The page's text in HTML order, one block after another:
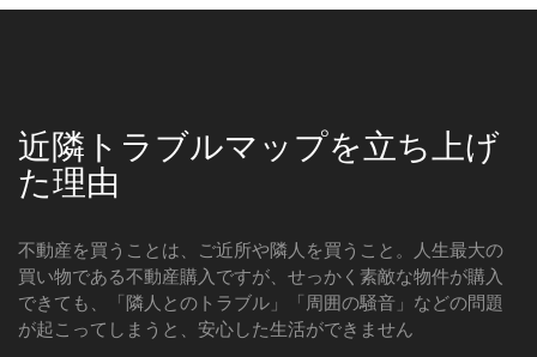
近隣トラブルマップを立ち上げ
た理由
不動産を買うことは、ご近所や隣人を買うこと。人生最大の
買い物である不動産購入ですが、せっかく素敵な物件が購入
できても、「隣人とのトラブル」「周囲の騒音」などの問題
が起こってしまうと、安心した生活ができません